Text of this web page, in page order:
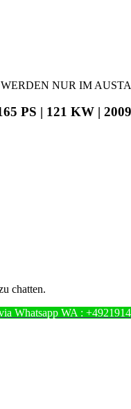
NUR IM
PS | 121 KW |
chatten.
Whatsapp WA :